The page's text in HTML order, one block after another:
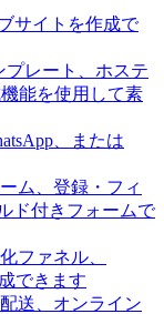
サイトを作成で
プレート、ホステ
能を使用して素
、または
ム、登録・フィ
ド付きフォームで
ファネル、
できます
送、オンライン